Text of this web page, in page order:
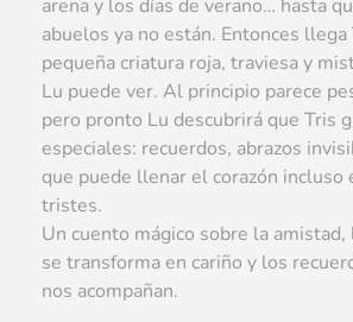
arena y los días de verano… hasta
abuelos ya no están. Entonces llega
pequeña criatura roja, traviesa y
Lu puede ver. Al principio parece
pero pronto Lu descubrirá que Tris
especiales: recuerdos, abrazos
que puede llenar el corazón incluso
tristes.
Un cuento mágico sobre la
se transforma en cariño y los
nos acompañan.